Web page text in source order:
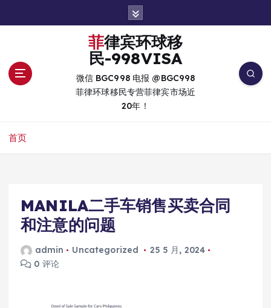
菲律宾环球移
民-998VISA
微信 BGC998 电报 @BGC998
菲律环球移民专营菲律宾市场近
20年！
首页
MANILA二手车销售买卖合同
和注意的问题
admin Uncategorized
25 5 月, 2024
0 评论